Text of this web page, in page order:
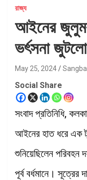
রাজ্য
আইনের
ভর্ৎসনা
May 25, 2024
Social Share
সংবাদ প্রতিনিধি,
আইনের হাত ধরে এক
শুনিয়েছিলেন পরিবহন
পূর্ব বর্ধমানে। সূত্রের